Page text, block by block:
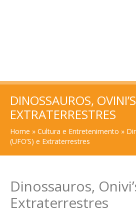
DINOSSAUROS,
EXTRATERRESTRES
Home » Cultura e Entretenimento »
(UFO’S) e Extraterrestres
Dinossauros,
Extraterrestres